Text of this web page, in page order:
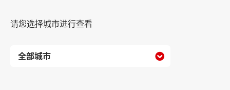
请您选择城市进行查看
